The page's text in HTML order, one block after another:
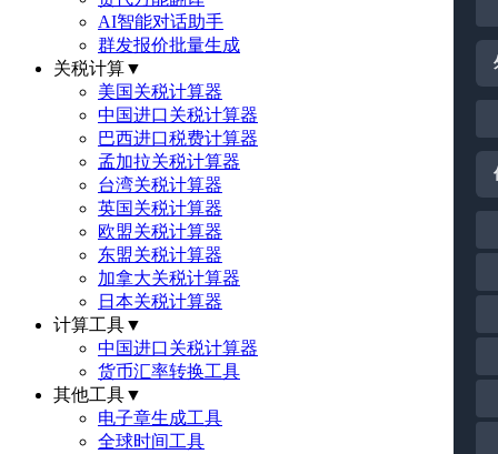
AI智能对话助手
群发报价批量生成
关税计算▼
美国关税计算器
中国进口关税计算器
巴西进口税费计算器
孟加拉关税计算器
台湾关税计算器
英国关税计算器
欧盟关税计算器
东盟关税计算器
加拿大关税计算器
日本关税计算器
计算工具▼
中国进口关税计算器
货币汇率转换工具
其他工具▼
电子章生成工具
全球时间工具